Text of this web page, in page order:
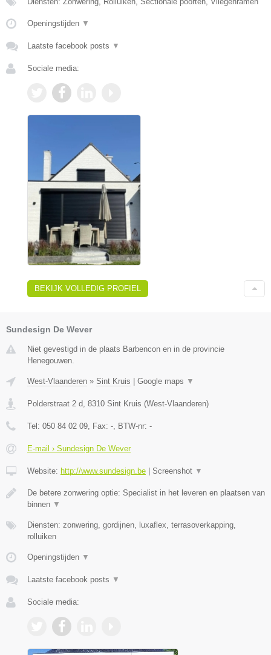
Openingstijden ▼
Laatste facebook posts ▼
Sociale media:
BEKIJK VOLLEDIG PROFIEL
Sundesign De Wever
Niet gevestigd in de plaats Barbencon en in de provincie
Henegouwen.
West-Vlaanderen » Sint Kruis Google maps ▼
Polderstraat 2 d 8310 Sint Kruis (West-Vlaanderen)
Tel: 050 84 02 09 , Fax: - , BTW-nr: -
E-mail › Sundesign De Wever
Website: http://www.sundesign.be Screenshot ▼
De betere zonwering optie: Specialist in het leveren en plaatsen van
binnen ▼
Diensten: zonwering, gordijnen, luxaflex, terrasoverkapping,
rolluiken
Openingstijden ▼
Laatste facebook posts ▼
Sociale media: